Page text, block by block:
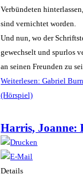
Verbündeten
sind vernichtet worden.
Und nun, wo der
gewechselt und spurlos
an seinen Freunden zu
Weiterlesen: Gabriel
(Hörspiel)
Harris, Joanne:
Details